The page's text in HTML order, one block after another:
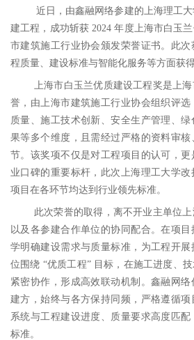
近日，由鑫融网络参建的上海理工大
建工程，成功斩获 2024 年度上海市白玉
市建筑施工行业协会颁发荣誉证书。此
程质量、建设标准与智能化服务等方面获
上海市白玉兰优质建设工程奖是上海
誉，由上海市建筑施工行业协会组织评
质量、施工技术创新、安全生产管理、
果等多个维度，且需经过严格的资料审
节。该奖项不仅是对工程项目的认可，
业口碑的重要标杆，此次上海理工大学
项目在各环节均达到行业领先标准。
此次荣誉的取得，离不开业主单位上
以及各参建合作单位的协同配合。在项
学明确建设需求与质量标准，为工程开
位围绕 “优质工程” 目标，在施工进度、
紧密协作，形成高效联动机制。鑫融网
建方，始终与各方保持同频，严格遵循
系统与工程建设进度、质量要求高度匹
标准。